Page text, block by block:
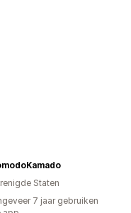
Staten
7 jaar gebruiken